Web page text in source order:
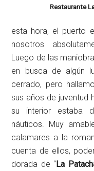
Restaurante
esta hora, el puerto
nosotros
Luego de las
en busca de algún
cerrado, pero
sus años de juventud
su interior estaba
náuticos. Muy
calamares a la
cuenta de ellos,
dorada de “La